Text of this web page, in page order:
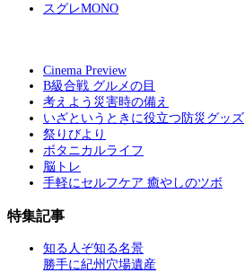
スグレMONO
Cinema Preview
B級合戦 グルメの目
考えよう災害時の備え
いざというときに役立つ防災グッズ
祭りびより
ボタニカルライフ
脳トレ
手軽にセルフケア 癒やしのツボ
特集記事
知る人ぞ知る名景
勝手に紀州穴場遺産